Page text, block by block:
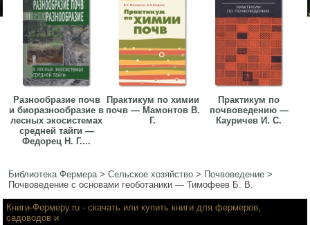
Разнообразие почв
и биоразнообразие в
лесных экосистемах
средней тайги —
Федорец Н. Г....
Практикум по химии
почв — Мамонтов В.
Г.
Практикум по
почвоведению —
Кауричев И. С.
Библиотека Фермера>Сельское хозяйство > Почвоведение >
Почвоведение с основами геоботаники — Тимофеев Б. В.
Книги-Фермеру.ru - скачать или купить книги для фермеров,
садоводов и